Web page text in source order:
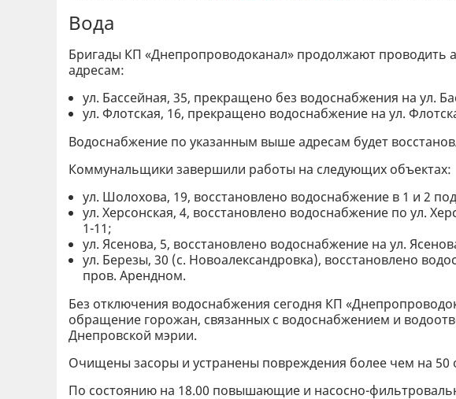
Вода
Бригады КП «Днепропроводоканал» продолжают
адресам:
ул. Бассейная, 35, прекращено без водоснабжения на ул.
ул. Флотская, 16, прекращено водоснабжение на ул.
Водоснабжение по указанным выше адресам будет
Коммунальщики завершили работы на следующих объектах:
ул. Шолохова, 19, восстановлено водоснабжение в 1 и 2
ул. Херсонская, 4, восстановлено водоснабжение по ул.
1-11;
ул. Ясенова, 5, восстановлено водоснабжение на ул.
ул. Березы, 30 (с. Новоалександровка), восстановлено
пров. Арендном.
Без отключения водоснабжения сегодня КП
обращение горожан, связанных с водоснабжением и
Днепровской мэрии.
Очищены засоры и устранены повреждения более чем на 50
По состоянию на 18.00 повышающие и насосно-